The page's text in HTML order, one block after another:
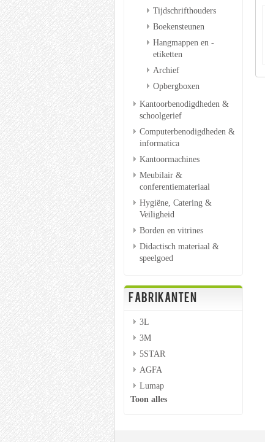
Tijdschrifthouders
Boekensteunen
Hangmappen en -
etiketten
Archief
Opbergboxen
Kantoorbenodigdheden &
schoolgerief
Computerbenodigdheden &
informatica
Kantoormachines
Meubilair &
conferentiemateriaal
Hygiëne, Catering &
Veiligheid
Borden en vitrines
Didactisch materiaal &
speelgoed
FABRIKANTEN
3L
3M
5STAR
AGFA
Lumap
Toon alles